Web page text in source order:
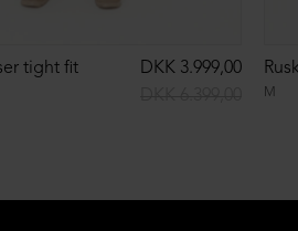
tight fit
DKK 3.999,00
M